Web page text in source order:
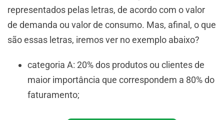
representados pelas letras, de acordo com o valor
de demanda ou valor de consumo. Mas, afinal, o que
são essas letras, iremos ver no exemplo abaixo?
categoria A: 20% dos produtos ou clientes de
maior importância que correspondem a 80% do
faturamento;